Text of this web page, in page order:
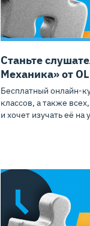
Станьте
Механика» от
Бесплатный онлайн-
классов, а также
и хочет изучать её на